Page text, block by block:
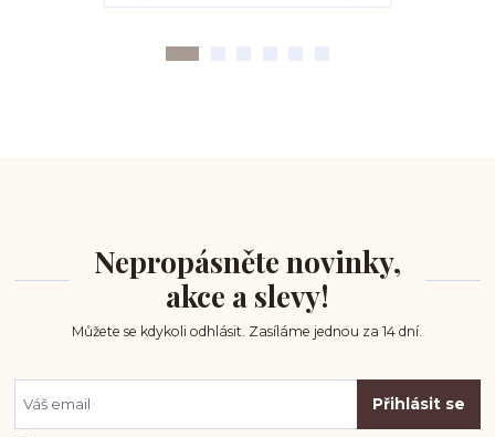
Nepropásněte novinky,
akce a slevy!
Můžete se kdykoli odhlásit. Zasíláme jednou za 14 dní.
Přihlásit se